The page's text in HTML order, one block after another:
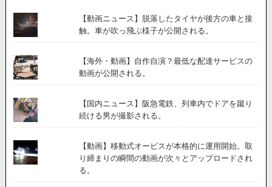
【動画ニュース】脱落したタイヤが後方の車と接
触。車が吹っ飛ぶ様子が公開される。
【海外・動画】自作自演？最低な配達サービスの
動画が公開される。
【国内ニュース】阪急電鉄、列車内でドアを蹴り
続ける男が撮影される。
【動画】移動式オービスが本格的に運用開始。取
り締まりの瞬間の動画が次々とアップロードされ
る。